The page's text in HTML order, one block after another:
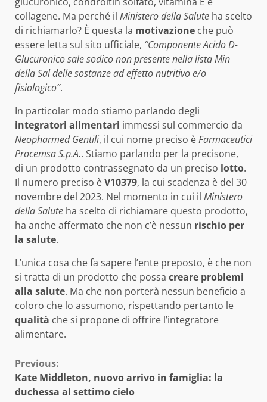
collagene. Ma perché il Ministero della Salute ha scelto
di richiamarlo? È questa la motivazione che può
essere letta sul sito ufficiale, “Componente Acido D-
Glucuronico sale sodico non presente nella lista Min
della Sal delle sostanze ad effetto nutritivo e/o
fisiologico”.
In particolar modo stiamo parlando degli
integratori alimentari immessi sul commercio da
Neopharmed Gentili, il cui nome preciso èFarmaceutici
Procemsa S.p.A.. Stiamo parlando per la precisone,
di un prodotto contrassegnato da un preciso lotto.
Il numero preciso èV10379, la cui scadenza è del 30
novembre del 2023. Nel momento in cui il Ministero
della Salute ha scelto di richiamare questo prodotto,
ha anche affermato che non c’è nessun rischio per
la salute.
L’unica cosa che fa sapere l’ente preposto, è che non
si tratta di un prodotto che possa creare problemi
alla salute. Ma che non porterà nessun beneficio a
coloro che lo assumono, rispettando pertanto le
qualità che si propone di offrire l’integratore
alimentare.
Continue
Reading
Previous:
Kate Middleton, nuovo arrivo in famiglia: la
duchessa al settimo cielo